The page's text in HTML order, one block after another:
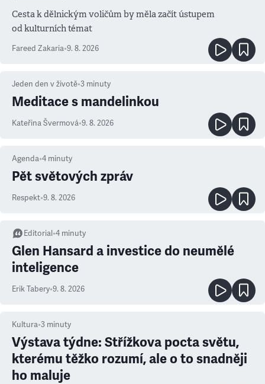
Cesta k dělnickým voličům by měla začít ústupem
od kulturních témat
Fareed Zakaria•9. 8. 2026
Jeden den v životě•3 minuty
Meditace s mandelinkou
Kateřina Švermová•9. 8. 2026
Agenda•4 minuty
Pět světových zpráv
Respekt•9. 8. 2026
Editorial •4 minuty
Glen Hansard a investice do neumělé
inteligence
Erik Tabery•9. 8. 2026
Kultura•3 minuty
Výstava týdne: Střížkova pocta světu,
kterému těžko rozumí, ale o to snadněji
ho maluje